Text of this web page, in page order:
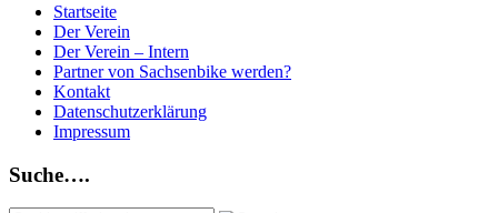
Startseite
Der Verein
Der Verein – Intern
Partner von Sachsenbike werden?
Kontakt
Datenschutzerklärung
Impressum
Suche….